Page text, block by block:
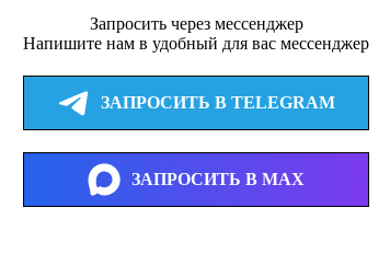
Запросить через мессенджер
Напишите нам в удобный для вас мессенджер
ЗАПРОСИТЬ В TELEGRAM
ЗАПРОСИТЬ В MAX